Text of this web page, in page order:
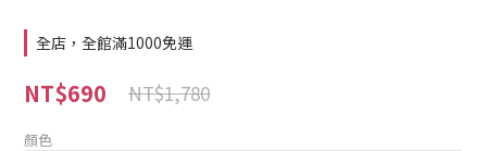
全店，全館滿1000免運
NT$690 NT$1,780
顏色